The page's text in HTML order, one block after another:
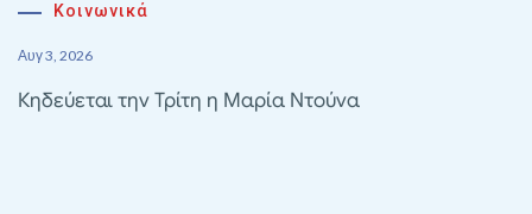
Κοινωνικά
Αυγ 3, 2026
Κηδεύεται την Τρίτη η Μαρία Ντούνα